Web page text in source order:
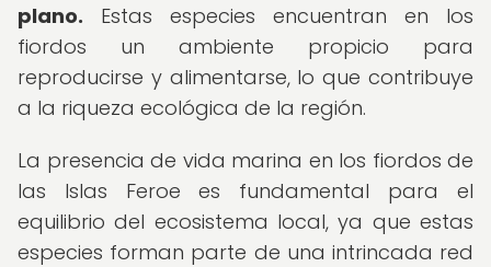
plano. Estas especies encuentran en los
fiordos un ambiente propicio para
reproducirse y alimentarse, lo que contribuye
a la riqueza ecológica de la región.
La presencia de vida marina en los fiordos de
las Islas Feroe es fundamental para el
equilibrio del ecosistema local, ya que estas
especies forman parte de una intrincada red